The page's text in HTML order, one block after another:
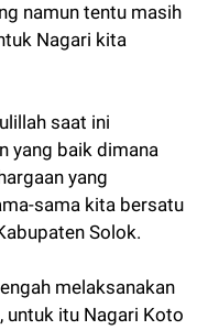
namun tentu masih
Nagari kita
saat ini
yang baik dimana
yang
sama kita bersatu
Solok.
melaksanakan
untuk itu Nagari Koto